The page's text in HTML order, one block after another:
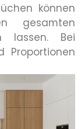
können
gesamten
lassen. Bei
Proportionen